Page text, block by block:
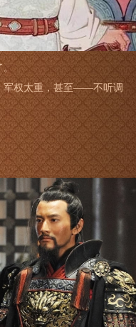
。
军权太重，甚至——不听调